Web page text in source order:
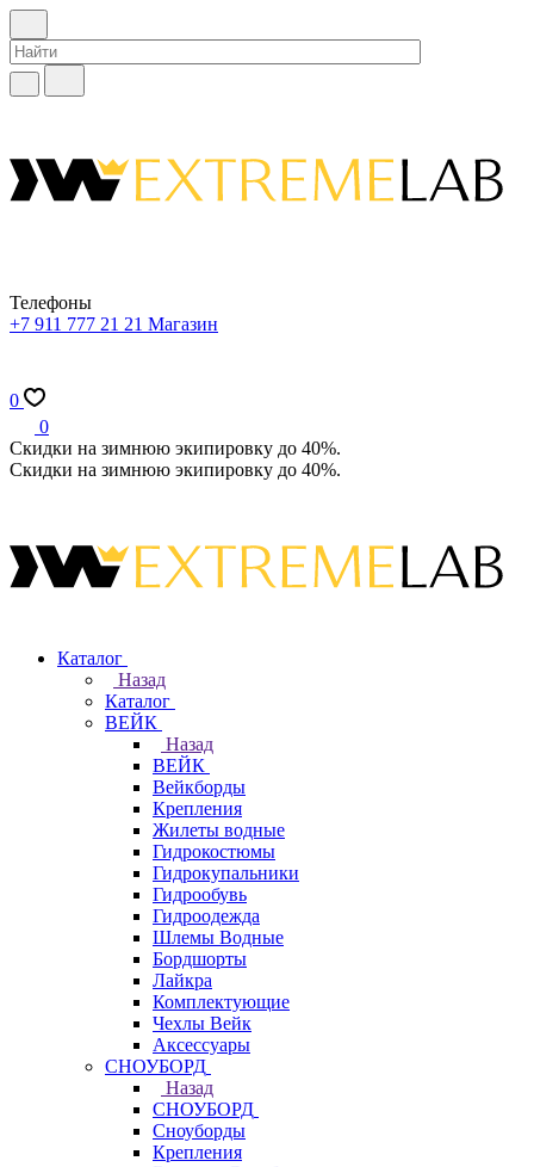
Телефоны
+7 911 777 21 21 Магазин
0
0
Скидки на зимнюю экипировку до 40%.
Скидки на зимнюю экипировку до 40%.
Каталог
Назад
Каталог
ВЕЙК
Назад
ВЕЙК
Вейкборды
Крепления
Жилеты водные
Гидрокостюмы
Гидрокупальники
Гидрообувь
Гидроодежда
Шлемы Водные
Бордшорты
Лайкра
Комплектующие
Чехлы Вейк
Аксессуары
СНОУБОРД
Назад
СНОУБОРД
Сноуборды
Крепления